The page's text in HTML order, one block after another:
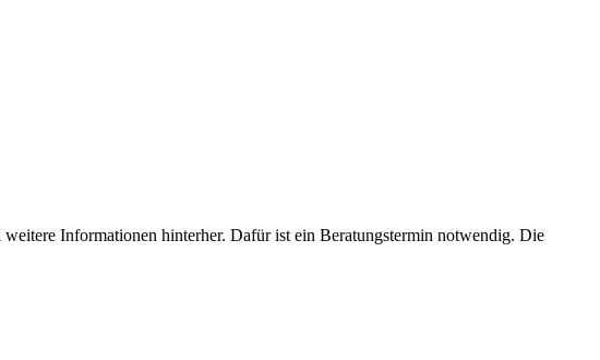
Informationen hinterher. Dafür ist ein Beratungstermin notwendig. Die